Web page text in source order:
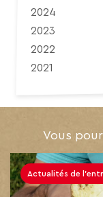
2024
2023
2022
2021
Vous
Actualités de